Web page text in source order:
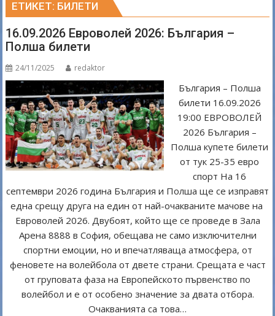
ЕТИКЕТ: БИЛЕТИ
16.09.2026 Евроволей 2026: България –
Полша билети
24/11/2025 redaktor
България – Полша
билети 16.09.2026
19:00 ЕВРОВОЛЕЙ
2026 България –
Полша купете билети
от тук 25-35 евро
спорт На 16
септември 2026 година България и Полша ще се изправят
една срещу друга на един от най-очакваните мачове на
Евроволей 2026. Двубоят, който ще се проведе в Зала
Арена 8888 в София, обещава не само изключителни
спортни емоции, но и впечатляваща атмосфера, от
феновете на волейбола от двете страни. Срещата е част
от груповата фаза на Европейското първенство по
волейбол и е от особено значение за двата отбора.
Очакванията са това…